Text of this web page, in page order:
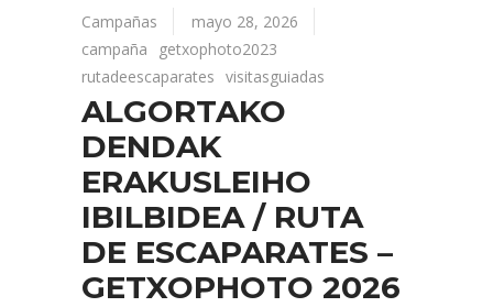
Campañas
mayo 28, 2026
campaña
getxophoto2023
rutadeescaparates visitasguiadas
ALGORTAKO
DENDAK
ERAKUSLEIHO
IBILBIDEA / RUTA
DE ESCAPARATES –
GETXOPHOTO 2026